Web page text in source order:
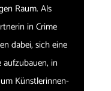
Raum. Als
in Crime
dabei, sich eine
in
Künstlerinnen-